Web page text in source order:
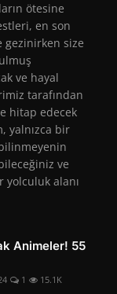
ötesine
en son
size
ve hayal
tarafından
hitap edecek
yalnızca bir
ve
alanı
Animeler! 55
1 15.1K